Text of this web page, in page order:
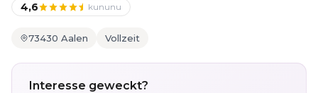
4,6 kununu
73430 Aalen Vollzeit
Interesse geweckt?